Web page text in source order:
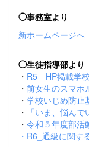
◯事務室より
新ホームページへ
◯生徒指導部より
・ R5 HP掲載学
・ 前女生のスマホ
・ 学校いじめ防止
・
「いま、悩ん
・ 令和５年度部活
・ R6_通級に関す